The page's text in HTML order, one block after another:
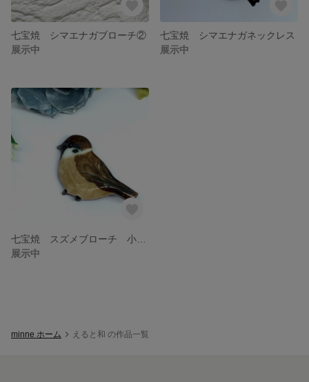
七宝焼 シマエナガブローチ②
展示中
七宝焼 シマエナガネックレス
展示中
展示中
minne ホーム えると和 の作品一覧